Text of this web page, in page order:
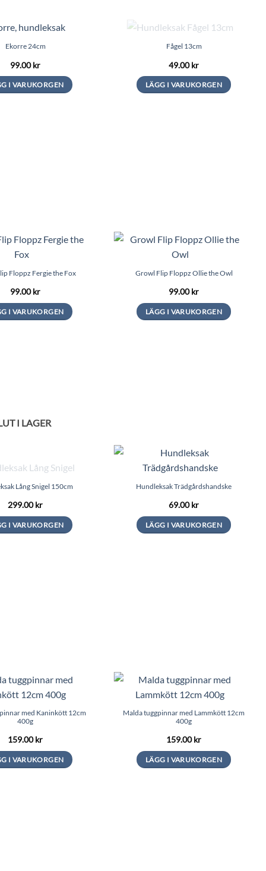
Ekorre 24cm
99.00kr
I VARUKORGEN
Fågel 13cm
49.00kr
LÄGG I VARUKORGEN
Floppz Fergie the Fox
99.00kr
I VARUKORGEN
Growl Flip Floppz Ollie the Owl
99.00kr
LÄGG I VARUKORGEN
I LAGER
Lång Snigel 150cm
299.00kr
I VARUKORGEN
Hundleksak Trädgårdshandske
69.00kr
LÄGG I VARUKORGEN
väljas
på
med Kaninkött 12cm
400g
159.00kr
I VARUKORGEN
Malda tuggpinnar med Lammkött 12cm
400g
159.00kr
LÄGG I VARUKORGEN